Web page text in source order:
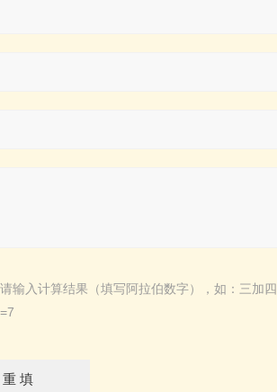
请输入计算结果（填写阿拉伯数字），如：三加四
=7